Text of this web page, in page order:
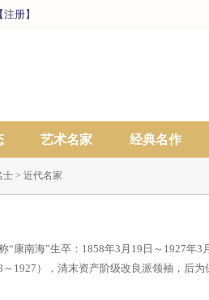
【注册】
艺术名家 经典名作
士 > 近代名家
“康南海”生卒：1858年3月19日～1927年
1927），清末资产阶级改良派领袖，后